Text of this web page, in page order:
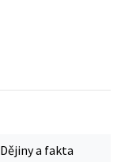
Dějiny a fakta